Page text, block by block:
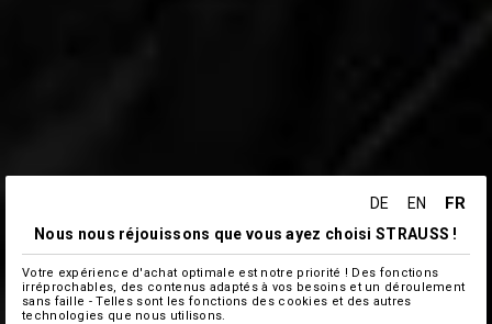
DE EN FR
Nous nous réjouissons que vous ayez choisi STRAUSS !
Votre expérience d'achat optimale est notre priorité ! Des fonctions
irréprochables, des contenus adaptés à vos besoins et un déroulement
sans faille - Telles sont les fonctions des cookies et des autres
technologies que nous utilisons.